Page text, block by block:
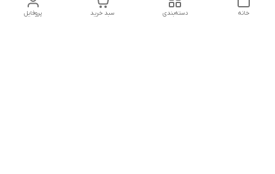
پروفایل سبد خرید دسته‌بندی خانه